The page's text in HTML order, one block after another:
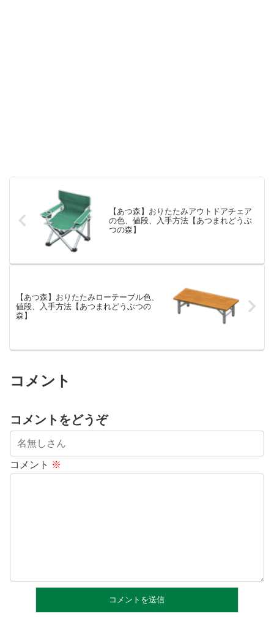
【あつ森】おりたたみアウトドアチェア
の色、値段、入手方法【あつまれどうぶ
つの森】
【あつ森】おりたたみローテーブル色、
値段、入手方法【あつまれどうぶつの
森】
コメント
コメントをどうぞ
コメント ※